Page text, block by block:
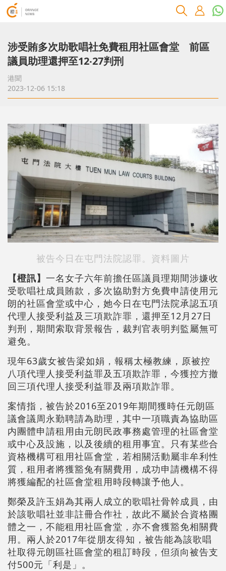
涉受賄多次助歌唱社免費租用社區會堂 前區
議員助理還押至12‧27判刑
港聞
2023-12-06 15:18
被告今日在屯門法院認罪。資料圖片
【橙訊】 一名女子六年前擔任區議員理期間涉嫌收
受歌唱社成員賄款，多次協助對方免費申請使用元
朗的社區會堂或中心，她今日在屯門法院承認五項
代理人接受利益及三項欺詐罪，還押至12月27日
判刑，期間索取背景報告，裁判官表明判監屬無可
避免。
現年63歲女被告梁如娟，報稱太極教練，原被控
八項代理人接受利益罪及五項欺詐罪，今獲控方撤
回三項代理人接受利益罪及兩項欺詐罪。
案情指，被告於2016至2019年期間獲時任元朗區
議會議周永勤聘請為助理，其中一項職責為協助區
内團體申請租用由元朗民政事務處管理的社區會堂
或中心及設施，以及後續的租用事宜。只有某些合
資格機構可租用社區會堂，若相關活動屬非牟利性
質，租用者將獲豁兔有關費用，成功申請機構不得
將獲編配的社區會堂租用時段轉讓予他人。
鄭榮及許玉娟為其兩人成立的歌唱社骨幹成員，由
於該歌唱社並非註冊合作社，故此不屬於合資格團
體之一，不能租用社區會堂，亦不會獲豁免相關費
用。兩人於2017年從朋友得知，被告能為該歌唱
社取得元朗區社區會堂的租訂時段，但須向被告支
付500元「利是」。